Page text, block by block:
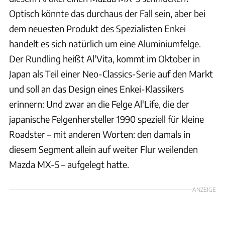
Optisch könnte das durchaus der Fall sein, aber bei
dem neuesten Produkt des Spezialisten Enkei
handelt es sich natürlich um eine Aluminiumfelge.
Der Rundling heißt Al'Vita, kommt im Oktober in
Japan als Teil einer Neo-Classics-Serie auf den Markt
und soll an das Design eines Enkei-Klassikers
erinnern: Und zwar an die Felge Al'Life, die der
japanische Felgenhersteller 1990 speziell für kleine
Roadster – mit anderen Worten: den damals in
diesem Segment allein auf weiter Flur weilenden
Mazda MX-5 – aufgelegt hatte.
ANZEIGE